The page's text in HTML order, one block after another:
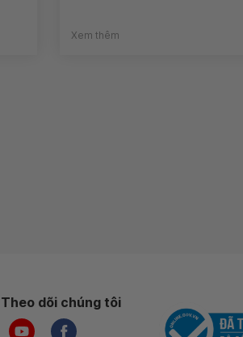
Xem thêm
Theo dõi chúng tôi